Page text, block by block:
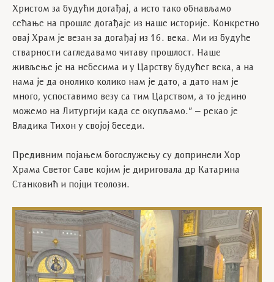
Христом за будући догађај, а исто тако обнављамо
сећање на прошле догађаје из наше историје. Конкретно
овај Храм је везан за догађај из 16. века. Ми из будуће
стварности сагледавамо читаву прошлост. Наше
живљење је на небесима и у Царству будућег века, а на
нама је да онолико колико нам је дато, а дато нам је
много, успоставимо везу са тим Царством, а то једино
можемо на Литургији када се окупљамо.” – рекао је
Владика Тихон у својој беседи.
Предивним појањем богослужењу су допринели Хор
Храма Светог Саве којим је дириговала др Катарина
Станковић и појци теолози.